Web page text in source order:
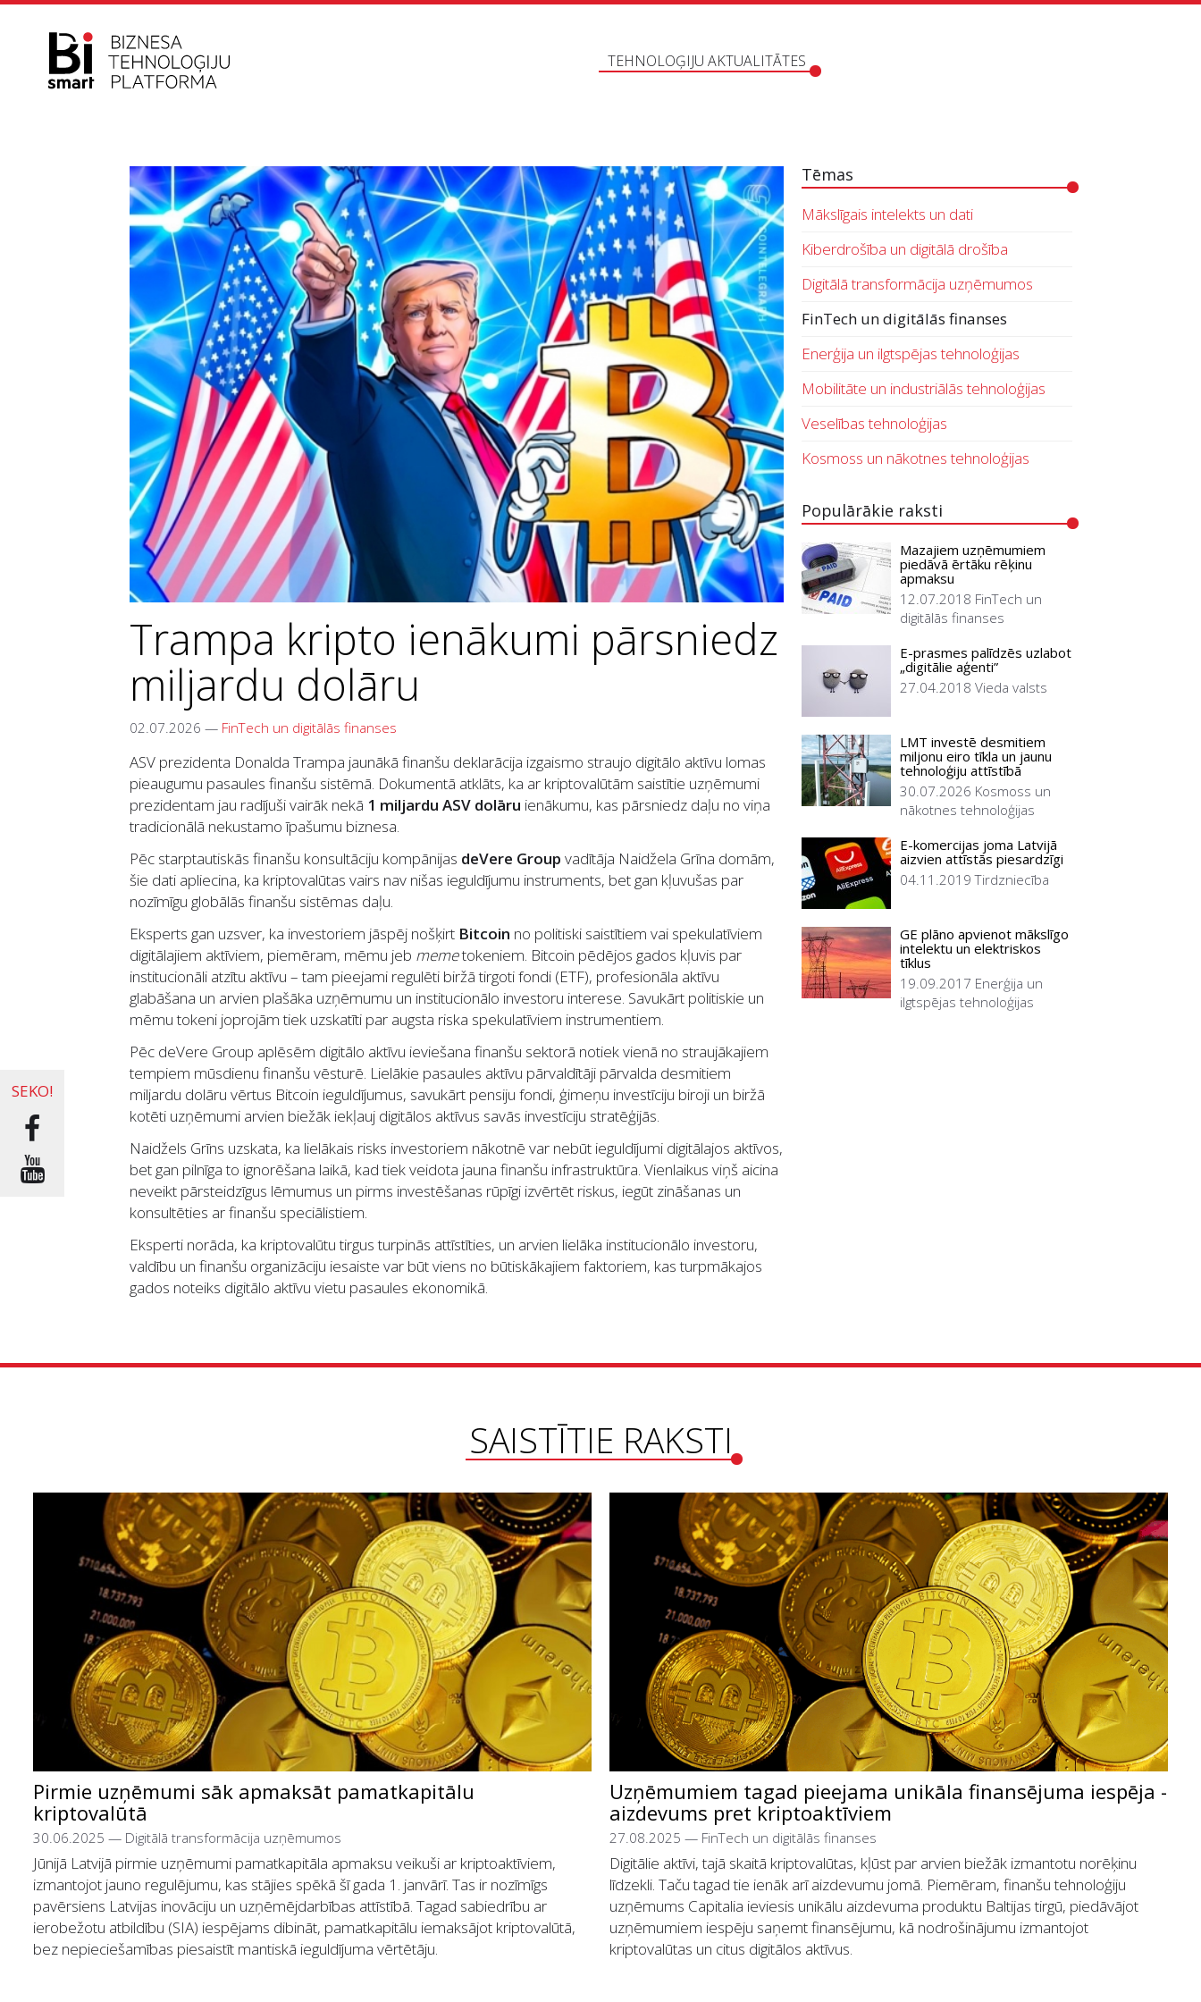
TEHNOLOĢIJU AKTUALITĀTES
Trampa kripto ienākumi pārsniedz
miljardu dolāru
02.07.2026 — FinTech un digitālās finanses
ASV prezidenta Donalda Trampa jaunākā finanšu deklarācija izgaismo straujo digitālo aktīvu lomas
pieaugumu pasaules finanšu sistēmā. Dokumentā atklāts, ka ar kriptovalūtām saistītie uzņēmumi
prezidentam jau radījuši vairāk nekā 1 miljardu ASV dolāru ienākumu, kas pārsniedz daļu no viņa
tradicionālā nekustamo īpašumu biznesa.
Pēc starptautiskās finanšu konsultāciju kompānijas deVere Group vadītāja Naidžela Grīna domām,
šie dati apliecina, ka kriptovalūtas vairs nav nišas ieguldījumu instruments, bet gan kļuvušas par
nozīmīgu globālās finanšu sistēmas daļu.
Eksperts gan uzsver, ka investoriem jāspēj nošķirt Bitcoin no politiski saistītiem vai spekulatīviem
digitālajiem aktīviem, piemēram, mēmu jeb memetokeniem. Bitcoin pēdējos gados kļuvis par
institucionāli atzītu aktīvu – tam pieejami regulēti biržā tirgoti fondi (ETF), profesionāla aktīvu
glabāšana un arvien plašāka uzņēmumu un institucionālo investoru interese. Savukārt politiskie un
mēmu tokeni joprojām tiek uzskatīti par augsta riska spekulatīviem instrumentiem.
Pēc deVere Group aplēsēm digitālo aktīvu ieviešana finanšu sektorā notiek vienā no straujākajiem
tempiem mūsdienu finanšu vēsturē. Lielākie pasaules aktīvu pārvaldītāji pārvalda desmitiem
miljardu dolāru vērtus Bitcoin ieguldījumus, savukārt pensiju fondi, ģimeņu investīciju biroji un biržā
kotēti uzņēmumi arvien biežāk iekļauj digitālos aktīvus savās investīciju stratēģijās.
Naidžels Grīns uzskata, ka lielākais risks investoriem nākotnē var nebūt ieguldījumi digitālajos aktīvos,
bet gan pilnīga to ignorēšana laikā, kad tiek veidota jauna finanšu infrastruktūra. Vienlaikus viņš aicina
neveikt pārsteidzīgus lēmumus un pirms investēšanas rūpīgi izvērtēt riskus, iegūt zināšanas un
konsultēties ar finanšu speciālistiem.
Eksperti norāda, ka kriptovalūtu tirgus turpinās attīstīties, un arvien lielāka institucionālo investoru,
valdību un finanšu organizāciju iesaiste var būt viens no būtiskākajiem faktoriem, kas turpmākajos
gados noteiks digitālo aktīvu vietu pasaules ekonomikā.
Tēmas
Mākslīgais intelekts un dati
Kiberdrošība un digitālā drošība
Digitālā transformācija uzņēmumos
FinTech un digitālās finanses
Enerģija un ilgtspējas tehnoloģijas
Mobilitāte un industriālās tehnoloģijas
Veselības tehnoloģijas
Kosmoss un nākotnes tehnoloģijas
Populārākie raksti
Mazajiem uzņēmumiem
piedāvā ērtāku rēķinu
apmaksu
12.07.2018 FinTech un
digitālās finanses
E-prasmes palīdzēs uzlabot
„digitālie aģenti”
27.04.2018 Vieda valsts
LMT investē desmitiem
miljonu eiro tīkla un jaunu
tehnoloģiju attīstībā
30.07.2026 Kosmoss un
nākotnes tehnoloģijas
E-komercijas joma Latvijā
aizvien attīstās piesardzīgi
04.11.2019 Tirdzniecība
GE plāno apvienot mākslīgo
intelektu un elektriskos
tīklus
19.09.2017 Enerģija un
ilgtspējas tehnoloģijas
SAISTĪTIE RAKSTI
Pirmie uzņēmumi sāk apmaksāt pamatkapitālu
kriptovalūtā
30.06.2025 — Digitālā transformācija uzņēmumos
Jūnijā Latvijā pirmie uzņēmumi pamatkapitāla apmaksu veikuši ar kriptoaktīviem,
izmantojot jauno regulējumu, kas stājies spēkā šī gada 1. janvārī. Tas ir nozīmīgs
pavērsiens Latvijas inovāciju un uzņēmējdarbības attīstībā. Tagad sabiedrību ar
ierobežotu atbildību (SIA) iespējams dibināt, pamatkapitālu iemaksājot kriptovalūtā,
bez nepieciešamības piesaistīt mantiskā ieguldījuma vērtētāju.
Uzņēmumiem tagad pieejama unikāla finansējuma iespēja -
aizdevums pret kriptoaktīviem
27.08.2025 — FinTech un digitālās finanses
Digitālie aktīvi, tajā skaitā kriptovalūtas, kļūst par arvien biežāk izmantotu norēķinu
līdzekli. Taču tagad tie ienāk arī aizdevumu jomā. Piemēram, finanšu tehnoloģiju
uzņēmums Capitalia ieviesis unikālu aizdevuma produktu Baltijas tirgū, piedāvājot
uzņēmumiem iespēju saņemt finansējumu, kā nodrošinājumu izmantojot
kriptovalūtas un citus digitālos aktīvus.
SEKO!